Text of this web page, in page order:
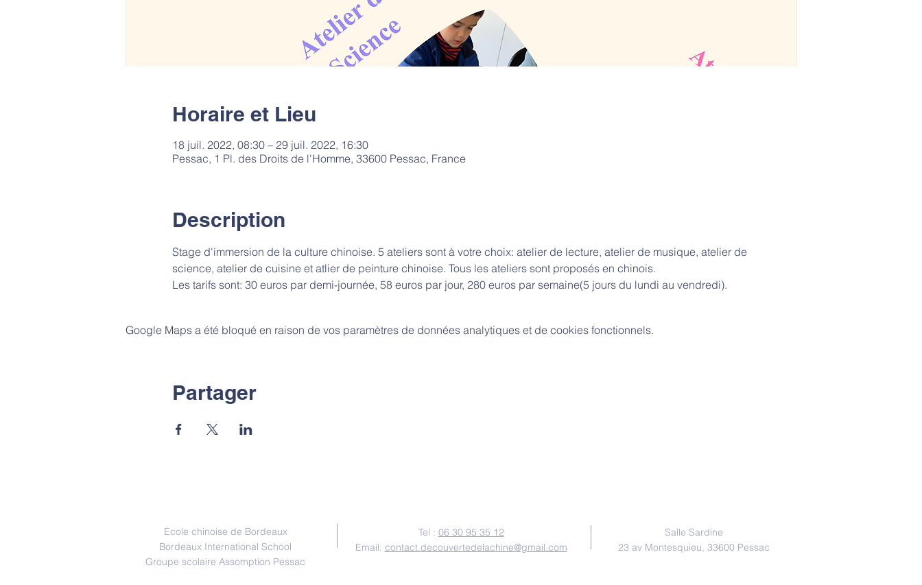
Horaire et Lieu
18 juil. 2022, 08:30 – 29 juil. 2022, 16:30
Pessac, 1 Pl. des Droits de l'Homme, 33600 Pessac, France
Description
Stage d'immersion de la culture chinoise. 5 ateliers sont à votre choix: atelier de lecture, atelier de musique, atelier de
science, atelier de cuisine et atlier de peinture chinoise. Tous les ateliers sont proposés en chinois.
Les tarifs sont: 30 euros par demi-journée, 58 euros par jour, 280 euros par semaine(5 jours du lundi au vendredi).
Google Maps a été bloqué en raison de vos paramètres de données analytiques et de cookies fonctionnels.
Partager
Ecole chinoise de Bordeaux
Bordeaux International School
Groupe scolaire Assomption Pessac
Tel : 06 30 95 35 12
Email: contact.decouvertedelachine@gmail.com
Salle Sardine
23 av Montesquieu, 33600 Pessac